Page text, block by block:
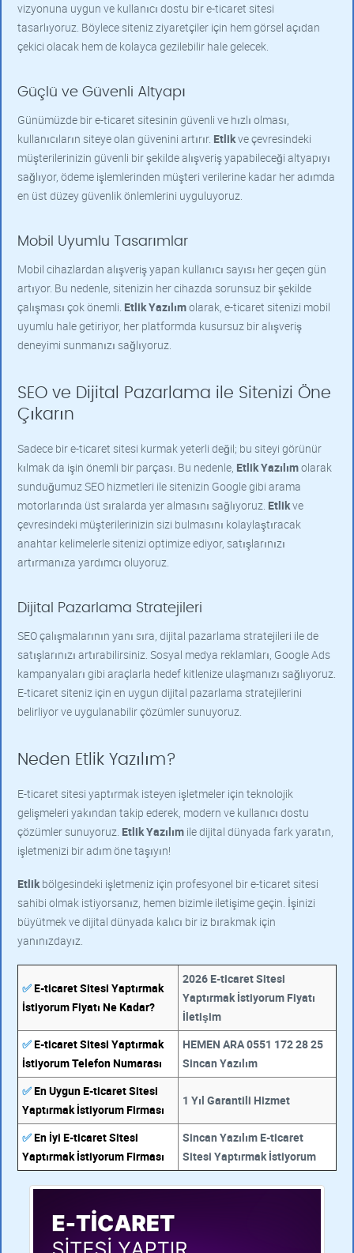
vizyonuna uygun ve kullanıcı dostu bir e-ticaret sitesi
tasarlıyoruz. Böylece siteniz ziyaretçiler için hem görsel açıdan
çekici olacak hem de kolayca gezilebilir hale gelecek.
Güçlü ve Güvenli Altyapı
Günümüzde bir e-ticaret sitesinin güvenli ve hızlı olması,
kullanıcıların siteye olan güvenini artırır. Etlikve çevresindeki
müşterilerinizin güvenli bir şekilde alışveriş yapabileceği altyapıyı
sağlıyor, ödeme işlemlerinden müşteri verilerine kadar her adımda
en üst düzey güvenlik önlemlerini uyguluyoruz.
Mobil Uyumlu Tasarımlar
Mobil cihazlardan alışveriş yapan kullanıcı sayısı her geçen gün
artıyor. Bu nedenle, sitenizin her cihazda sorunsuz bir şekilde
çalışması çok önemli. Etlik Yazılımolarak, e-ticaret sitenizi mobil
uyumlu hale getiriyor, her platformda kusursuz bir alışveriş
deneyimi sunmanızı sağlıyoruz.
SEO ve Dijital Pazarlama ile Sitenizi Öne
Çıkarın
Sadece bir e-ticaret sitesi kurmak yeterli değil; bu siteyi görünür
kılmak da işin önemli bir parçası. Bu nedenle, Etlik Yazılımolarak
sunduğumuz SEO hizmetleri ile sitenizin Google gibi arama
motorlarında üst sıralarda yer almasını sağlıyoruz. Etlikve
çevresindeki müşterilerinizin sizi bulmasını kolaylaştıracak
anahtar kelimelerle sitenizi optimize ediyor, satışlarınızı
artırmanıza yardımcı oluyoruz.
Dijital Pazarlama Stratejileri
SEO çalışmalarının yanı sıra, dijital pazarlama stratejileri ile de
satışlarınızı artırabilirsiniz. Sosyal medya reklamları, Google Ads
kampanyaları gibi araçlarla hedef kitlenize ulaşmanızı sağlıyoruz.
E-ticaret siteniz için en uygun dijital pazarlama stratejilerini
belirliyor ve uygulanabilir çözümler sunuyoruz.
Neden Etlik Yazılım?
E-ticaret sitesi yaptırmak isteyen işletmeler için teknolojik
gelişmeleri yakından takip ederek, modern ve kullanıcı dostu
çözümler sunuyoruz. Etlik Yazılım ile dijital dünyada fark yaratın,
işletmenizi bir adım öne taşıyın!
Etlikbölgesindeki işletmeniz için profesyonel bir e-ticaret sitesi
sahibi olmak istiyorsanız, hemen bizimle iletişime geçin. İşinizi
büyütmek ve dijital dünyada kalıcı bir iz bırakmak için
yanınızdayız.
✅E-ticaret Sitesi Yaptırmak
İstiyorum Fiyatı Ne Kadar?
2026 E-ticaret Sitesi
Yaptırmak İstiyorum Fiyatı
İletişim
✅E-ticaret Sitesi Yaptırmak
İstiyorum Telefon Numarası
HEMEN ARA 0551 172 28 25
Sincan Yazılım
✅En Uygun E-ticaret Sitesi
Yaptırmak İstiyorum Firması
1 Yıl Garantili Hizmet
✅En İyi E-ticaret Sitesi
Yaptırmak İstiyorum Firması
Sincan Yazılım E-ticaret
Sitesi Yaptırmak İstiyorum